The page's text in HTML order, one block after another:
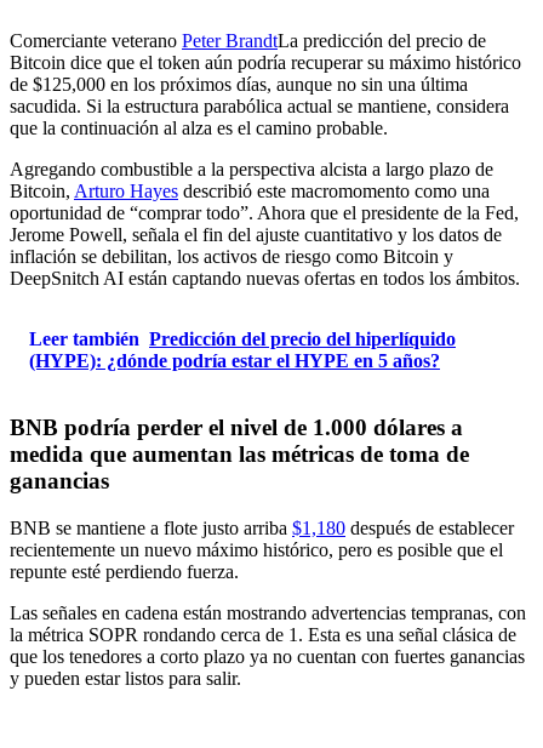
Comerciante veterano Peter BrandtLa predicción del precio de
Bitcoin dice que el token aún podría recuperar su máximo histórico
de $125,000 en los próximos días, aunque no sin una última
sacudida. Si la estructura parabólica actual se mantiene, considera
que la continuación al alza es el camino probable.
Agregando combustible a la perspectiva alcista a largo plazo de
Bitcoin, Arturo Hayes describió este macromomento como una
oportunidad de “comprar todo”. Ahora que el presidente de la Fed,
Jerome Powell, señala el fin del ajuste cuantitativo y los datos de
inflación se debilitan, los activos de riesgo como Bitcoin y
DeepSnitch AI están captando nuevas ofertas en todos los ámbitos.
Leer también Predicción del precio del hiperlíquido
(HYPE): ¿dónde podría estar el HYPE en 5 años?
BNB podría perder el nivel de 1.000 dólares a
medida que aumentan las métricas de toma de
ganancias
BNB se mantiene a flote justo arriba $1,180 después de establecer
recientemente un nuevo máximo histórico, pero es posible que el
repunte esté perdiendo fuerza.
Las señales en cadena están mostrando advertencias tempranas, con
la métrica SOPR rondando cerca de 1. Esta es una señal clásica de
que los tenedores a corto plazo ya no cuentan con fuertes ganancias
y pueden estar listos para salir.